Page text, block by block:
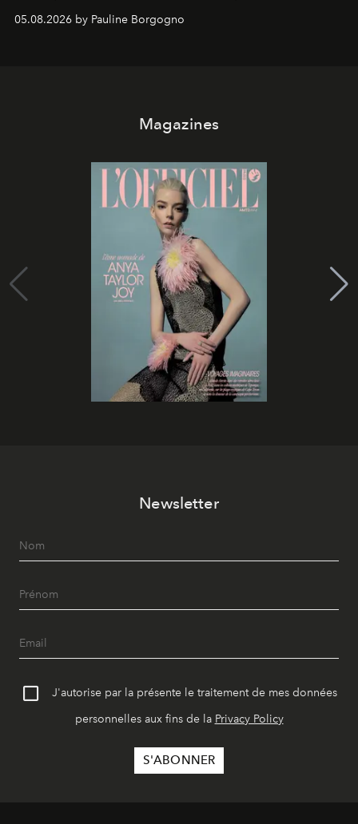
05.08.2026 by Pauline Borgogno
Magazines
Newsletter
J'autorise par la présente le traitement de mes données
personnelles aux fins de la Privacy Policy